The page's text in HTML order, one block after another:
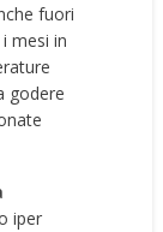
fuori
mesi in
godere
iper